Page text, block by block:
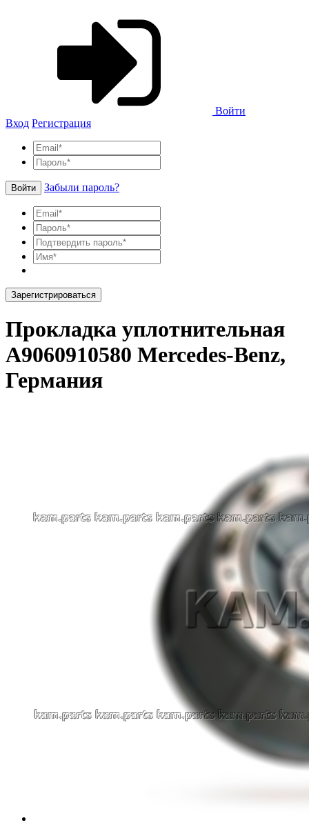
Войти
Вход Регистрация
Войти Забыли пароль?
Зарегистрироваться
Прокладка уплотнительная
A9060910580 Mercedes-Benz,
Германия